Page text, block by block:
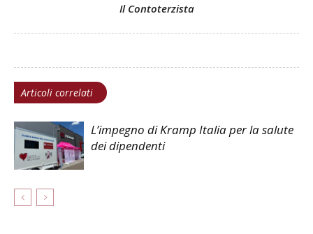
Il Contoterzista
Articoli correlati
L’impegno di Kramp Italia per la salute
dei dipendenti